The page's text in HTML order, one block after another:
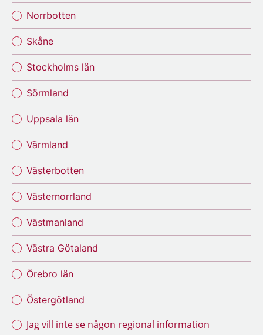
Norrbotten
Skåne
Stockholms län
Sörmland
Uppsala län
Värmland
Västerbotten
Västernorrland
Västmanland
Västra Götaland
Örebro län
Östergötland
Jag vill inte se någon regional information